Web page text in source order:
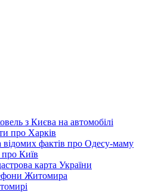
з Києва на автомобілі
про Харків
відомих фактів про Одесу-маму
про Київ
карта України
Житомира